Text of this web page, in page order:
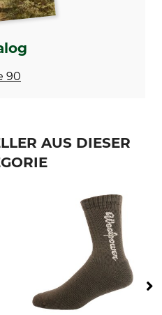
Bleichen
Bügeln
Nicht bügeln
Bergjagd
Treibjagd
regular
90
AUS DIESER